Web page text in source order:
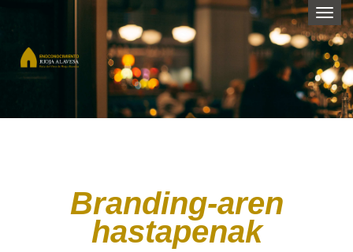
Branding-aren
hastapenak